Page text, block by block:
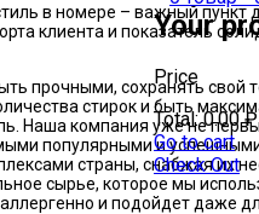
Your
Price
Total: 0.00₽
Go to cart
Check Out
в номере – важный пункт
клиента и показатель
прочными, сохранять свой
стирок и быть
Наша компания уже не
популярными и
страны, снабжая их
сырье, которое мы
и подойдет даже